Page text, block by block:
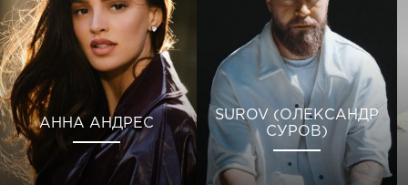
АННА АНДРЕС
SUROV (ОЛЕКСАНДР
СУРОВ)